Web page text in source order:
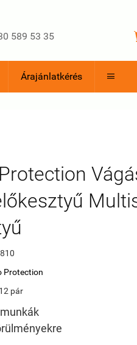
589 53 35
Árajánlatkérés 
Protection
12 pár